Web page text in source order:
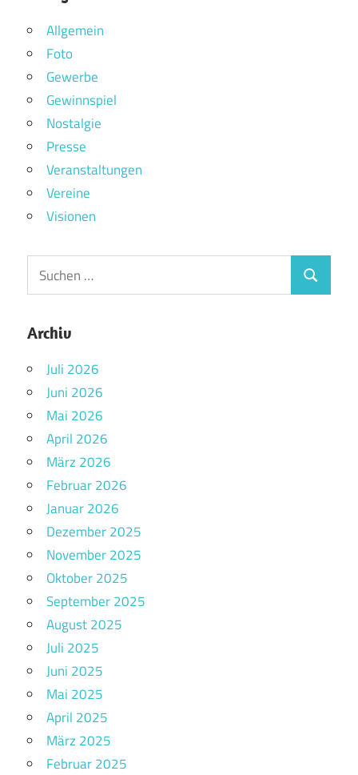
Allgemein
Foto
Gewerbe
Gewinnspiel
Nostalgie
Presse
Veranstaltungen
Vereine
Visionen
Archiv
Juli 2026
Juni 2026
Mai 2026
April 2026
März 2026
Februar 2026
Januar 2026
Dezember 2025
November 2025
Oktober 2025
September 2025
August 2025
Juli 2025
Juni 2025
Mai 2025
April 2025
März 2025
Februar 2025